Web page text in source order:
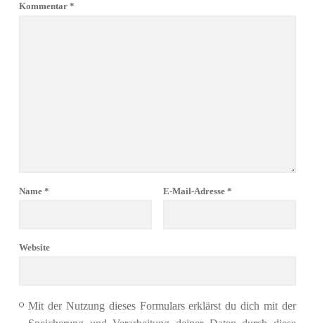
Kommentar *
Name * E-Mail-Adresse *
Website
Mit der Nutzung dieses Formulars erklärst du dich mit der